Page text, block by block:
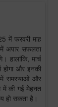
में फरवरी माह
अपार सफलता
मार्च
और इनकी
में समस्याओं और
में की गई मेहनत
हो सकता है।